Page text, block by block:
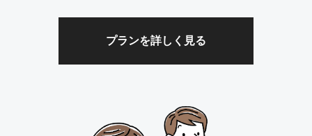
プランを詳しく見る